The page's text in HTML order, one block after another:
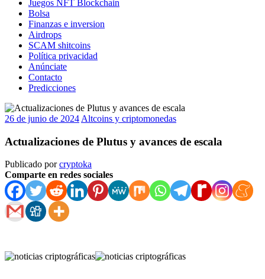
Juegos NFT Blockchain
Bolsa
Finanzas e inversion
Airdrops
SCAM shitcoins
Política privacidad
Anúnciate
Contacto
Predicciones
26 de junio de 2024 Altcoins y criptomonedas
Actualizaciones de Plutus y avances de escala
Publicado porcryptoka
Comparte en redes sociales